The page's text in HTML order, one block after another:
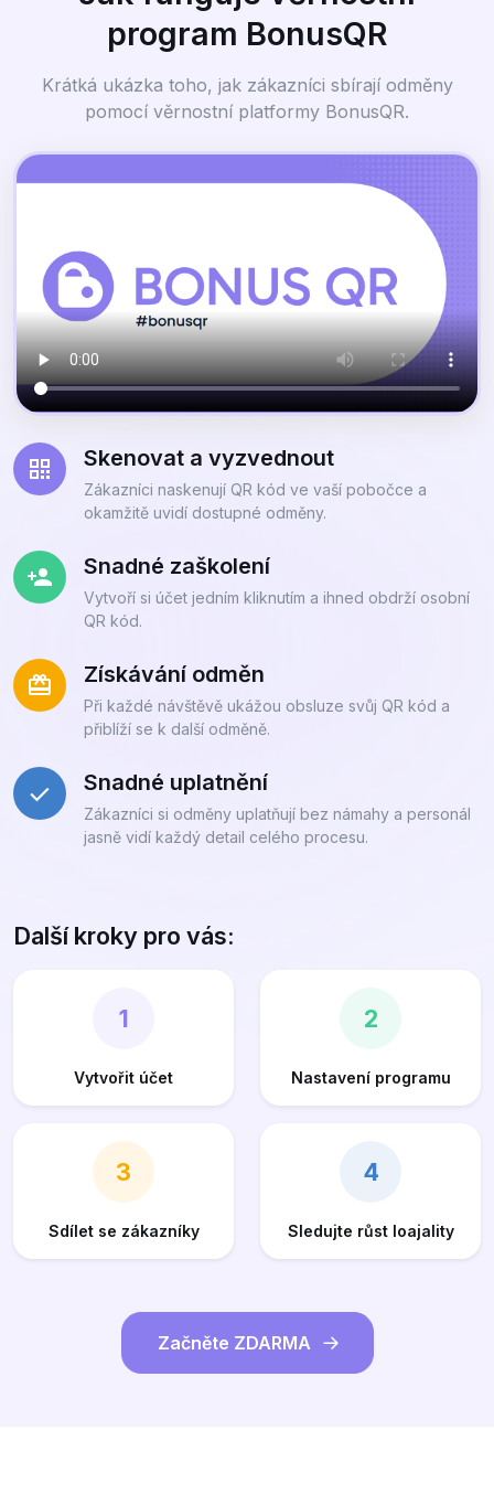
program BonusQR
Krátká ukázka toho, jak zákazníci sbírají odměny
pomocí věrnostní platformy BonusQR.
Skenovat a vyzvednout
Zákazníci naskenují QR kód ve vaší pobočce a
okamžitě uvidí dostupné odměny.
Snadné zaškolení
Vytvoří si účet jedním kliknutím a ihned obdrží osobní
QR kód.
Získávání odměn
Při každé návštěvě ukážou obsluze svůj QR kód a
přiblíží se k další odměně.
Snadné uplatnění
Zákazníci si odměny uplatňují bez námahy a personál
jasně vidí každý detail celého procesu.
Další kroky pro vás:
1
Vytvořit účet
2
Nastavení programu
3
Sdílet se zákazníky
4
Sledujte růst loajality
Začněte ZDARMA